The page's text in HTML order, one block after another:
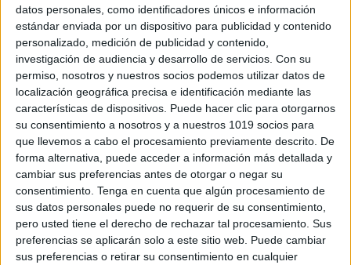
datos personales, como identificadores únicos e información
estándar enviada por un dispositivo para publicidad y contenido
personalizado, medición de publicidad y contenido,
investigación de audiencia y desarrollo de servicios. Con su
permiso, nosotros y nuestros socios podemos utilizar datos de
localización geográfica precisa e identificación mediante las
características de dispositivos. Puede hacer clic para otorgarnos
su consentimiento a nosotros y a nuestros 1019 socios para
que llevemos a cabo el procesamiento previamente descrito. De
forma alternativa, puede acceder a información más detallada y
cambiar sus preferencias antes de otorgar o negar su
consentimiento. Tenga en cuenta que algún procesamiento de
sus datos personales puede no requerir de su consentimiento,
pero usted tiene el derecho de rechazar tal procesamiento. Sus
preferencias se aplicarán solo a este sitio web. Puede cambiar
sus preferencias o retirar su consentimiento en cualquier
Lee, recorta y pega:
Palabras polisémicas
7 mayo, 2026by María Dejar un comentario